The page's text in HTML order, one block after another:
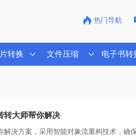
热门导航
转换 文件压缩 电子书转
转大师帮你解决
解决方案，采用智能对象流重构技术，确